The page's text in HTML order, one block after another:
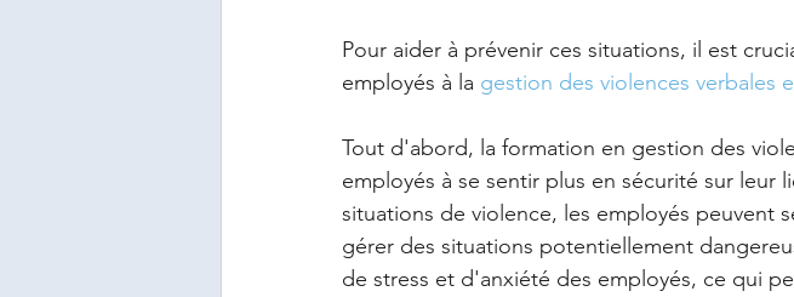
Pour aider à prévenir ces situations, il est
employés à la gestion des violences verbales
Tout d'abord, la formation en gestion des
employés à se sentir plus en sécurité sur leur
situations de violence, les employés peuvent
gérer des situations potentiellement
de stress et d'anxiété des employés, ce qui